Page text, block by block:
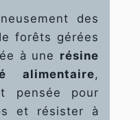
des
forêts gérées
à une résine
alimentaire,
pensée pour
et résister à